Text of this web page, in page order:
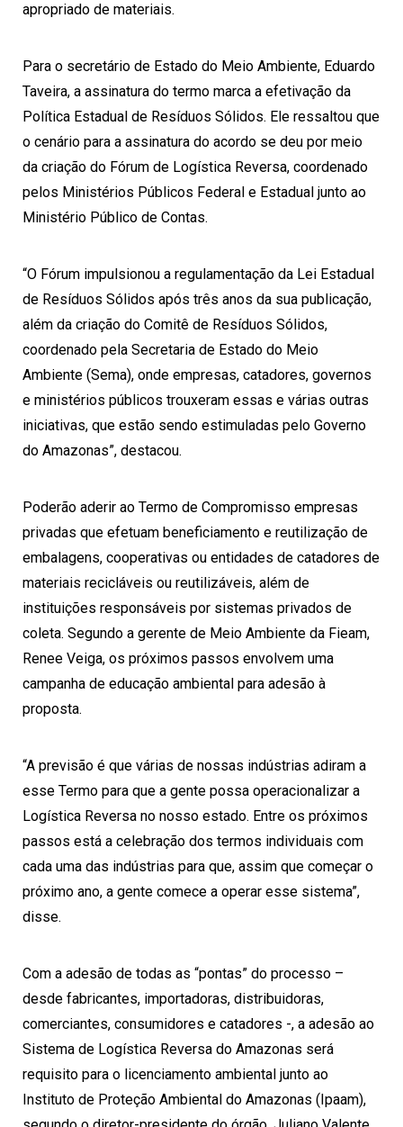
apropriado de materiais.
Para o secretário de Estado do Meio Ambiente, Eduardo
Taveira, a assinatura do termo marca a efetivação da
Política Estadual de Resíduos Sólidos. Ele ressaltou que
o cenário para a assinatura do acordo se deu por meio
da criação do Fórum de Logística Reversa, coordenado
pelos Ministérios Públicos Federal e Estadual junto ao
Ministério Público de Contas.
“O Fórum impulsionou a regulamentação da Lei Estadual
de Resíduos Sólidos após três anos da sua publicação,
além da criação do Comitê de Resíduos Sólidos,
coordenado pela Secretaria de Estado do Meio
Ambiente (Sema), onde empresas, catadores, governos
e ministérios públicos trouxeram essas e várias outras
iniciativas, que estão sendo estimuladas pelo Governo
do Amazonas”, destacou.
Poderão aderir ao Termo de Compromisso empresas
privadas que efetuam beneficiamento e reutilização de
embalagens, cooperativas ou entidades de catadores de
materiais recicláveis ou reutilizáveis, além de
instituições responsáveis por sistemas privados de
coleta. Segundo a gerente de Meio Ambiente da Fieam,
Renee Veiga, os próximos passos envolvem uma
campanha de educação ambiental para adesão à
proposta.
“A previsão é que várias de nossas indústrias adiram a
esse Termo para que a gente possa operacionalizar a
Logística Reversa no nosso estado. Entre os próximos
passos está a celebração dos termos individuais com
cada uma das indústrias para que, assim que começar o
próximo ano, a gente comece a operar esse sistema”,
disse.
Com a adesão de todas as “pontas” do processo –
desde fabricantes, importadoras, distribuidoras,
comerciantes, consumidores e catadores -, a adesão ao
Sistema de Logística Reversa do Amazonas será
requisito para o licenciamento ambiental junto ao
Instituto de Proteção Ambiental do Amazonas (Ipaam),